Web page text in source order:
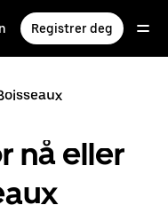
Registrer deg
nå eller